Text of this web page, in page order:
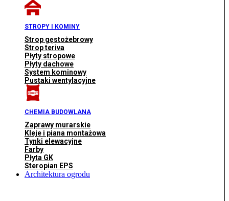
STROPY I KOMINY
Strop gęstożebrowy
Strop teriva
Płyty stropowe
Płyty dachowe
System kominowy
Pustaki wentylacyjne
CHEMIA BUDOWLANA
Zaprawy murarskie
Kleje i piana montażowa
Tynki elewacyjne
Farby
Płyta GK
Steropian EPS
Architektura ogrodu